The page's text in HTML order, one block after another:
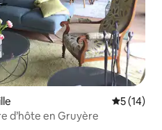
5 (14)
d’hôte en Gruyère